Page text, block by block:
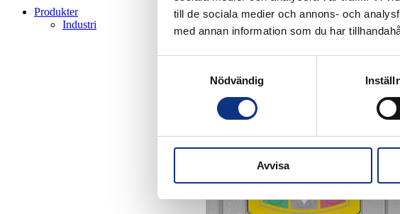
till de sociala medier och annons- och
med annan information som du har
Nödvändig
Avvisa
Produkter
Industri